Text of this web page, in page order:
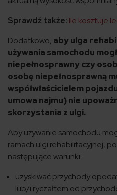
Sprawdź także: Ile kosztuje
Dodatkowo, aby ulga
używania samochodu
niepełnosprawny czy
osobę niepełnosprawną
współwłaścicielem
umowa najmu) nie
skorzystania z ulgi.
Aby używanie samochodu
ramach ulgi rehabilitacyjnej,
następujące warunki:
uzyskiwać przychody
lub/i ryczałtem od